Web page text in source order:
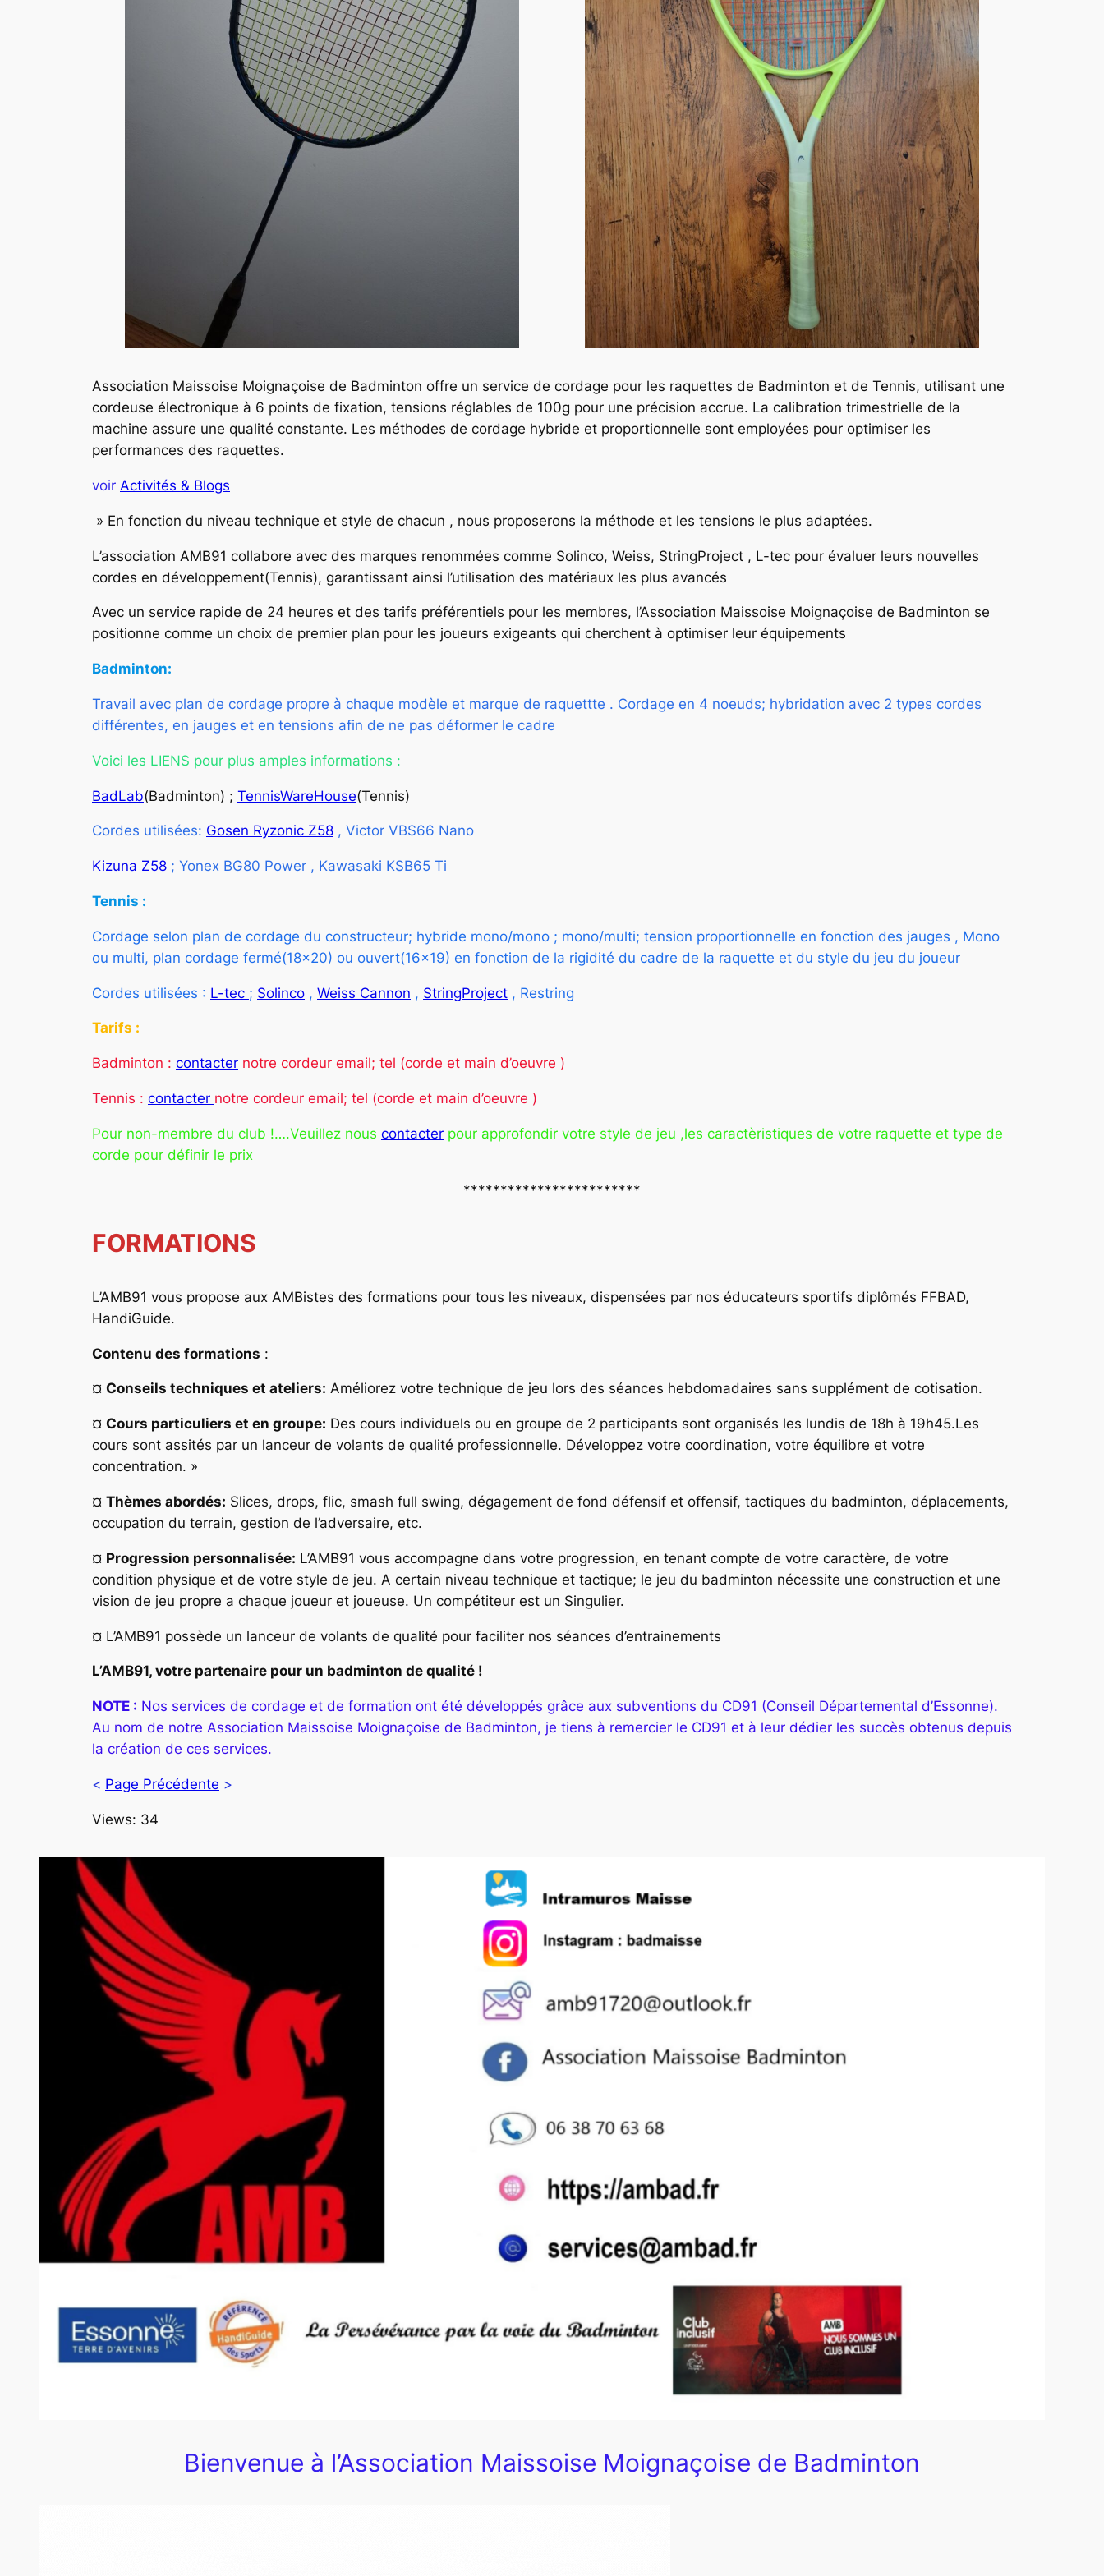
Association Maissoise Moignaçoise de Badminton offre un service de cordage pour les raquettes de Badminton et de Tennis, utilisant une
cordeuse électronique à 6 points de fixation, tensions réglables de 100g pour une précision accrue. La calibration trimestrielle de la
machine assure une qualité constante. Les méthodes de cordage hybride et proportionnelle sont employées pour optimiser les
performances des raquettes.
voir Activités & Blogs
» En fonction du niveau technique et style de chacun , nous proposerons la méthode et les tensions le plus adaptées.
L’association AMB91 collabore avec des marques renommées comme Solinco, Weiss, StringProject , L-tec pour évaluer leurs nouvelles
cordes en développement(Tennis), garantissant ainsi l’utilisation des matériaux les plus avancés
Avec un service rapide de 24 heures et des tarifs préférentiels pour les membres, l’Association Maissoise Moignaçoise de Badminton se
positionne comme un choix de premier plan pour les joueurs exigeants qui cherchent à optimiser leur équipements
Badminton:
Travail avec plan de cordage propre à chaque modèle et marque de raquettte . Cordage en 4 noeuds; hybridation avec 2 types cordes
différentes, en jauges et en tensions afin de ne pas déformer le cadre
Voici les LIENS pour plus amples informations :
BadLab(Badminton) ; TennisWareHouse(Tennis)
Cordes utilisées: Gosen Ryzonic Z58 , Victor VBS66 Nano
Kizuna Z58 ; Yonex BG80 Power , Kawasaki KSB65 Ti
Tennis :
Cordage selon plan de cordage du constructeur; hybride mono/mono ; mono/multi; tension proportionnelle en fonction des jauges , Mono
ou multi, plan cordage fermé(18×20) ou ouvert(16×19) en fonction de la rigidité du cadre de la raquette et du style du jeu du joueur
Cordes utilisées : L-tec ; Solinco , Weiss Cannon , StringProject , Restring
Tarifs :
Badminton : contacter notre cordeur email; tel (corde et main d’oeuvre )
Tennis : contacter notre cordeur email; tel (corde et main d’oeuvre )
Pour non-membre du club !….Veuillez nous contacter pour approfondir votre style de jeu ,les caractèristiques de votre raquette et type de
corde pour définir le prix
************************
FORMATIONS
L’AMB91 vous propose aux AMBistes des formations pour tous les niveaux, dispensées par nos éducateurs sportifs diplômés FFBAD,
HandiGuide.
Contenu des formations :
¤ Conseils techniques et ateliers: Améliorez votre technique de jeu lors des séances hebdomadaires sans supplément de cotisation.
¤ Cours particuliers et en groupe: Des cours individuels ou en groupe de 2 participants sont organisés les lundis de 18h à 19h45.Les
cours sont assités par un lanceur de volants de qualité professionnelle. Développez votre coordination, votre équilibre et votre
concentration. »
¤ Thèmes abordés: Slices, drops, flic, smash full swing, dégagement de fond défensif et offensif, tactiques du badminton, déplacements,
occupation du terrain, gestion de l’adversaire, etc.
¤ Progression personnalisée: L’AMB91 vous accompagne dans votre progression, en tenant compte de votre caractère, de votre
condition physique et de votre style de jeu. A certain niveau technique et tactique; le jeu du badminton nécessite une construction et une
vision de jeu propre a chaque joueur et joueuse. Un compétiteur est un Singulier.
¤ L’AMB91 possède un lanceur de volants de qualité pour faciliter nos séances d’entrainements
L’AMB91, votre partenaire pour un badminton de qualité !
NOTE : Nos services de cordage et de formation ont été développés grâce aux subventions du CD91 (Conseil Départemental d’Essonne).
Au nom de notre Association Maissoise Moignaçoise de Badminton, je tiens à remercier le CD91 et à leur dédier les succès obtenus depuis
la création de ces services.
< Page Précédente >
Views: 34
Bienvenue à l’Association Maissoise Moignaçoise de Badminton